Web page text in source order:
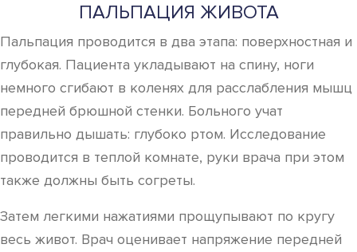
ПАЛЬПАЦИЯ ЖИВОТА
Пальпация проводится в два этапа: поверхностная и
глубокая. Пациента укладывают на спину, ноги
немного сгибают в коленях для расслабления мышц
передней брюшной стенки. Больного учат
правильно дышать: глубоко ртом. Исследование
проводится в теплой комнате, руки врача при этом
также должны быть согреты.
Затем легкими нажатиями прощупывают по кругу
весь живот. Врач оценивает напряжение передней